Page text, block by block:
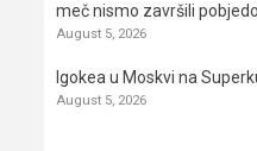
meč nismo završili
August 5, 2026
Igokea u Moskvi na
August 5, 2026